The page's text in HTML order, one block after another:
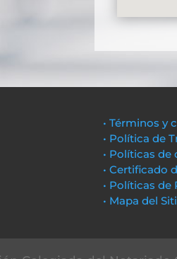
• Términos y
• Política de
• Políticas
• Certificado
• Políticas de
• Mapa del